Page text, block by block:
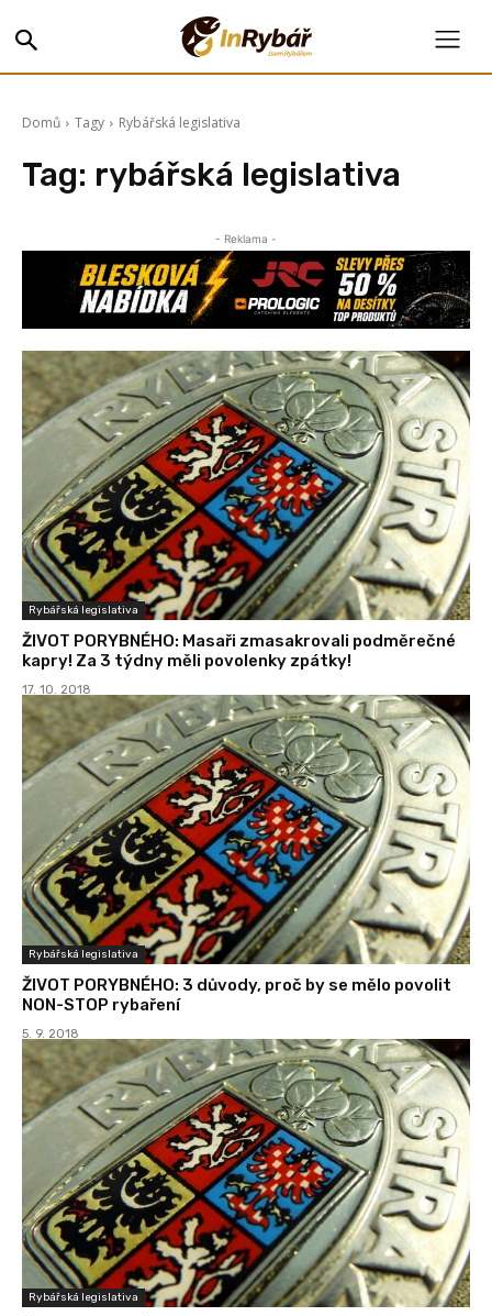
Domů Tagy Rybářská legislativa
Tag: rybářská legislativa
- Reklama -
Rybářská legislativa
ŽIVOT PORYBNÉHO: Masaři zmasakrovali podměrečné
kapry! Za 3 týdny měli povolenky zpátky!
17. 10. 2018
Rybářská legislativa
ŽIVOT PORYBNÉHO: 3 důvody, proč by se mělo povolit
NON-STOP rybaření
5. 9. 2018
Rybářská legislativa